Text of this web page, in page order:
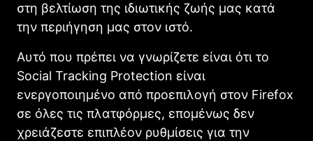
στη βελτίωση της ιδιωτικής ζωής μας κατά
την περιήγηση μας στον ιστό.
Αυτό που πρέπει να γνωρίζετε είναι ότι το
Social Tracking Protection είναι
ενεργοποιημένο από προεπιλογή στον Firefox
σε όλες τις πλατφόρμες, επομένως δεν
χρειάζεστε επιπλέον ρυθμίσεις για την